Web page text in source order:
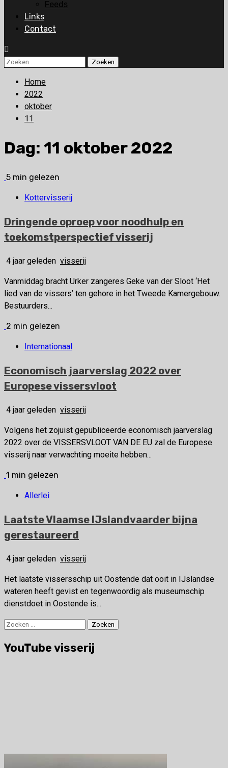
Feeds
Links
Contact
Zoeken
Home
2022
oktober
11
Dag: 11 oktober 2022
5 min gelezen
Kottervisserij
Dringende oproep voor noodhulp en
toekomstperspectief visserij
4 jaar geleden visserij
Vanmiddag bracht Urker zangeres Geke van der Sloot ‘Het
lied van de vissers’ ten gehore in het Tweede Kamergebouw.
Bestuurders...
2 min gelezen
Internationaal
Economisch jaarverslag 2022 over
Europese vissersvloot
4 jaar geleden visserij
Volgens het zojuist gepubliceerde economisch jaarverslag
2022 over de VISSERSVLOOT VAN DE EU zal de Europese
visserij naar verwachting moeite hebben...
1 min gelezen
Allerlei
Laatste Vlaamse IJslandvaarder bijna
gerestaureerd
4 jaar geleden visserij
Het laatste vissersschip uit Oostende dat ooit in IJslandse
wateren heeft gevist en tegenwoordig als museumschip
dienstdoet in Oostende is...
Zoeken
YouTube visserij